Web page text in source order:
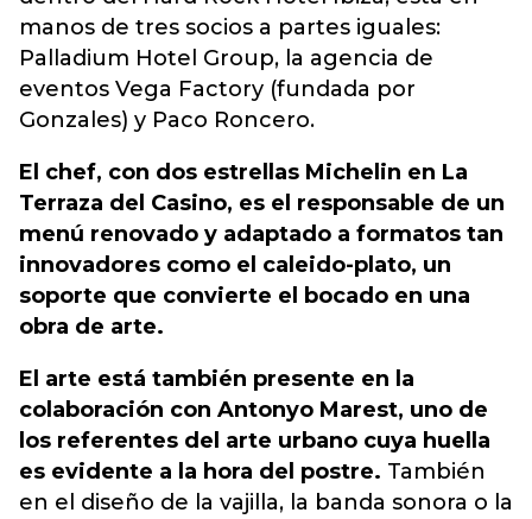
manos de tres socios a partes iguales:
Palladium Hotel Group, la agencia de
eventos Vega Factory (fundada por
Gonzales) y Paco Roncero.
El chef, con dos estrellas Michelin en La
Terraza del Casino, es el responsable de un
menú renovado y adaptado a formatos tan
innovadores como el caleido-plato, un
soporte que convierte el bocado en una
obra de arte.
El arte está también presente en la
colaboración con Antonyo Marest, uno de
los referentes del arte urbano cuya huella
es evidente a la hora del postre. También
en el diseño de la vajilla, la banda sonora o la